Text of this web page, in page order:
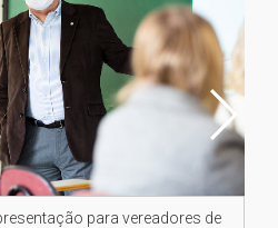
para vereadores de